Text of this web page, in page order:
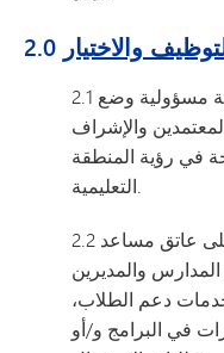
2.0 والاختيار
2.1 يتولى مساعد مدير الموارد البشرية مسؤولية وضع
والإشراف
في رؤية المنطقة
التعليمية.
2.2 تقع مسؤولية تحديد الاحتياجات على عاتق مساعد
والمديرين
دعم الطلاب،
في البرامج و/أو